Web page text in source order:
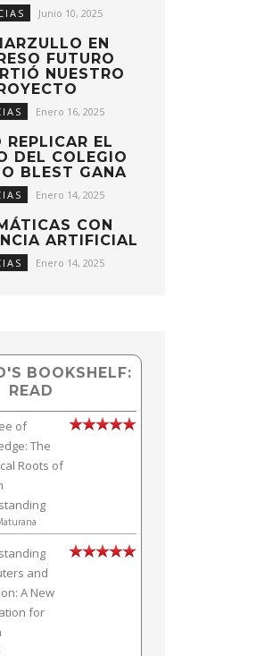
Junio 10, 2025
EN
FUTURO
NUESTRO
Enero 16, 2025
REPLICAR EL
DEL COLEGIO
BLEST GANA
Enero 14, 2025
CON
ARTIFICIAL
Enero 14, 2025
BOOKSHELF:
READ
of
The
Roots of
and
A New
for